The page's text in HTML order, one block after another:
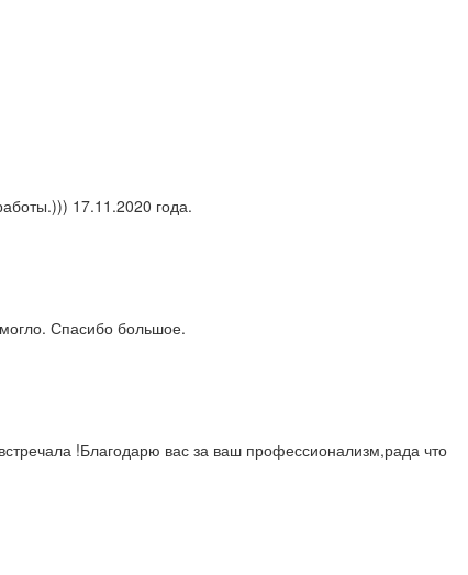
17.11.2020 года.
Спасибо большое.
!Благодарю вас за ваш профессионализм,рада что